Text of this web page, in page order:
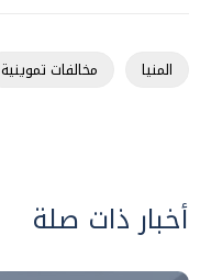
المنيا مخالفات تموينية
أخبار ذات صلة